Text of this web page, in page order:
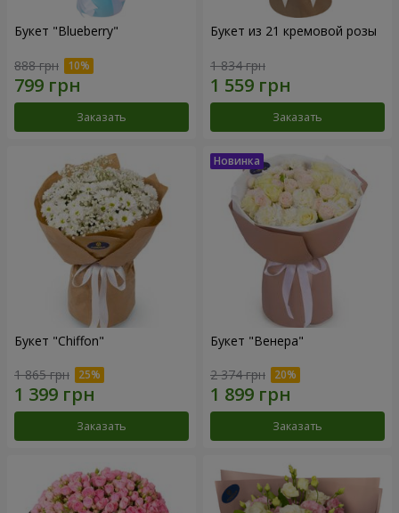
Букет "Blueberry"
888 грн
Заказать
Букет из 21 кремовой розы
1 834 грн
Заказать
Букет "Chiffon"
1 865 грн
Заказать
Букет "Венера"
2 374 грн
Заказать